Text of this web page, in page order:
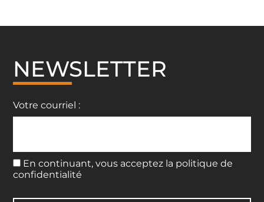
NEWSLETTER
Votre courriel :
En continuant, vous acceptez la politique de
confidentialité